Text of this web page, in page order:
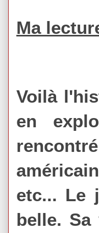
Ma
Voilà
en
etc... Le
belle.